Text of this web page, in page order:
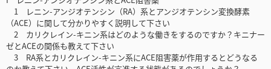
1 レニン-アンジオテンシン（RA）系とアンジオテンシン変換酵素
（ACE）に関して分かりやすく説明して下さい
2 カリクレイン-キニン系はどのような働きをするのですか？キニナー
ゼとACEの関係も教えて下さい
3 RA系とカリクレイン-キニン系にACE阻害薬が作用するとどうなる